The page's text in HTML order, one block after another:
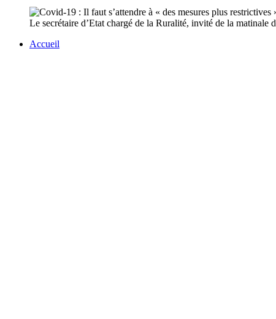
Le secrétaire d’Etat chargé de la Ruralité, invité de la matinale
Accueil